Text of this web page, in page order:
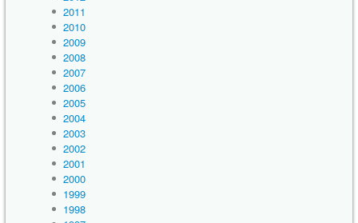
2011
2010
2009
2008
2007
2006
2005
2004
2003
2002
2001
2000
1999
1998